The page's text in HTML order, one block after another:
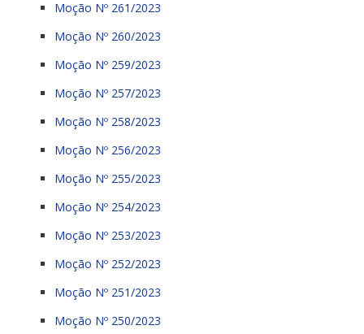
Moção Nº 261/2023
Moção Nº 260/2023
Moção Nº 259/2023
Moção Nº 257/2023
Moção Nº 258/2023
Moção Nº 256/2023
Moção Nº 255/2023
Moção Nº 254/2023
Moção Nº 253/2023
Moção Nº 252/2023
Moção Nº 251/2023
Moção Nº 250/2023